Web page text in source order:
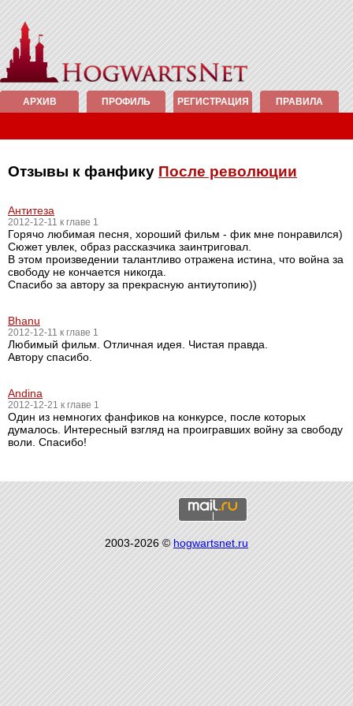
АРХИВ ПРОФИЛЬ РЕГИСТРАЦИЯ ПРАВИЛА
Отзывы к фанфику После революции
Антитеза
2012-12-11 к главе 1
Горячо любимая песня, хороший фильм - фик мне понравился)
Сюжет увлек, образ рассказчика заинтриговал.
В этом произведении талантливо отражена истина, что война за
свободу не кончается никогда.
Спасибо за автору за прекрасную антиутопию))
Bhanu
2012-12-11 к главе 1
Любимый фильм. Отличная идея. Чистая правда.
Автору спасибо.
Andina
2012-12-21 к главе 1
Один из немногих фанфиков на конкурсе, после которых
думалось. Интересный взгляд на проигравших войну за свободу
воли. Спасибо!
2003-2026 ©hogwartsnet.ru